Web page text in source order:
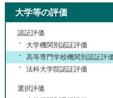
大学等の評価
認証評価
大学機関別認証評価
高等専門学校機関別認証評
法科大学院認証評価
選択評価